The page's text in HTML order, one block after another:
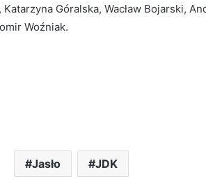
Góralska, Wacław Bojarski,
Woźniak.
Jasło JDK